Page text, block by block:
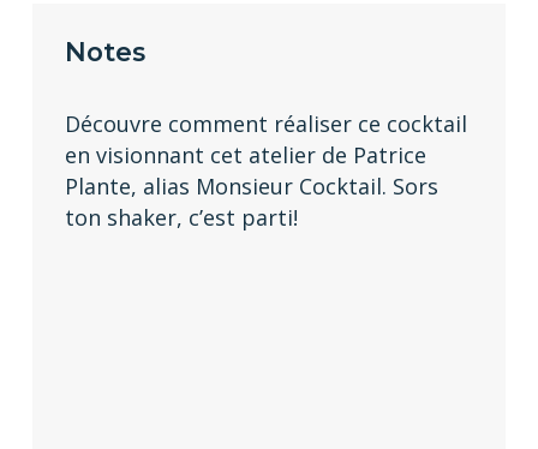
Notes
Découvre comment réaliser ce cocktail
en visionnant cet atelier de Patrice
Plante, alias Monsieur Cocktail. Sors
ton shaker, c’est parti!